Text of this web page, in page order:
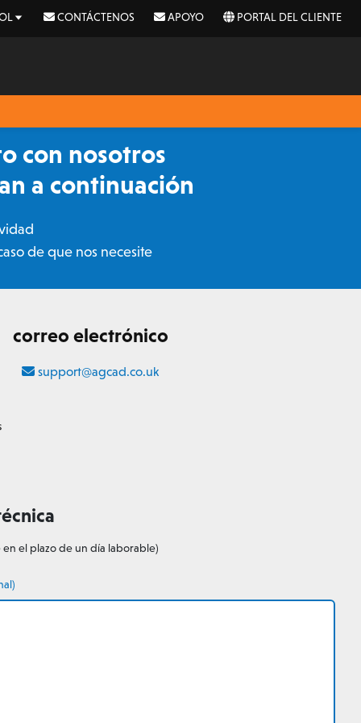
CONTÁCTENOS APOYO PORTAL DEL CLIENTE
con nosotros
a continuación
de que nos necesite
correo electrónico
support@agcad.co.uk
en el plazo de un día laborable)